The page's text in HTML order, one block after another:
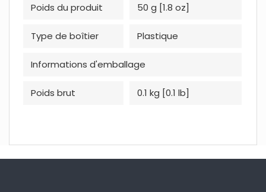
Poids du produit 50 g [1.8 oz]
Type de boîtier Plastique
Informations d'emballage
Poids brut 0.1 kg [0.1 lb]